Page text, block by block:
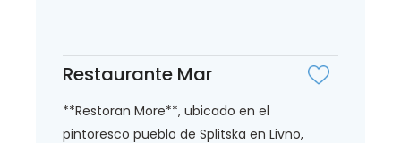
Restaurante Mar
**Restoran More**, ubicado en el
pintoresco pueblo de Splitska en Livno,